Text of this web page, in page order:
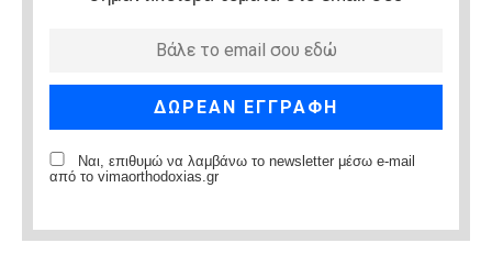
Ναι, επιθυμώ να λαμβάνω το newsletter μέσω e-mail
από το vimaorthodoxias.gr